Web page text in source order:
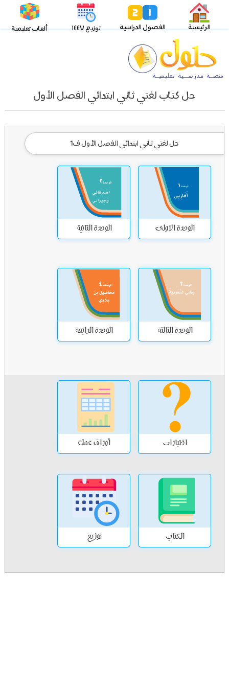
الرئيسية الفصول الدراسية توزيع ١٤٤٧ ألعاب تعليمية
حل كتاب لغتي ثاني ابتدائي الفصل الأول
حل لغتي ثاني ابتدائي الفصل الأول ف1
الوحدة الاولى الوحدة الثانية
الوحدة الثالثة الوحدة الرابعة
اختبارات أوراق عمل
الكتاب توزيع